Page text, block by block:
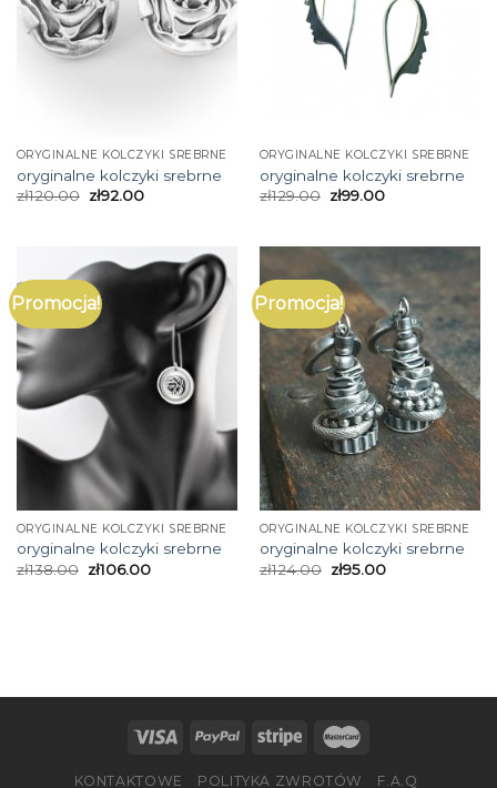
ORYGINALNE KOLCZYKI SREBRNE
oryginalne kolczyki srebrne
zł120.00 zł92.00
ORYGINALNE KOLCZYKI SREBRNE
oryginalne kolczyki srebrne
zł129.00 zł99.00
Promocja!
ORYGINALNE KOLCZYKI SREBRNE
oryginalne kolczyki srebrne
zł138.00 zł106.00
Promocja!
ORYGINALNE KOLCZYKI SREBRNE
oryginalne kolczyki srebrne
zł124.00 zł95.00
KONTAKTOWE POLITYKA ZWROTÓW F.A.Q